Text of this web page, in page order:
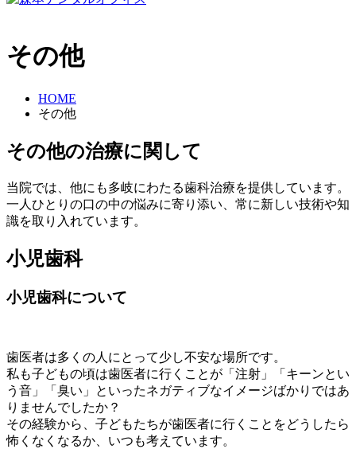
その他
HOME
その他
その他の治療に関して
当院では、他にも多岐にわたる歯科治療を提供しています。
一人ひとりの口の中の悩みに寄り添い、常に新しい技術や知
識を取り入れています。
小児歯科
⼩児⻭科について
歯医者は多くの人にとって少し不安な場所です。
私も子どもの頃は歯医者に行くことが「注射」「キーンとい
う音」「臭い」といったネガティブなイメージばかりではあ
りませんでしたか？
その経験から、子どもたちが歯医者に行くことをどうしたら
怖くなくなるか、いつも考えています。